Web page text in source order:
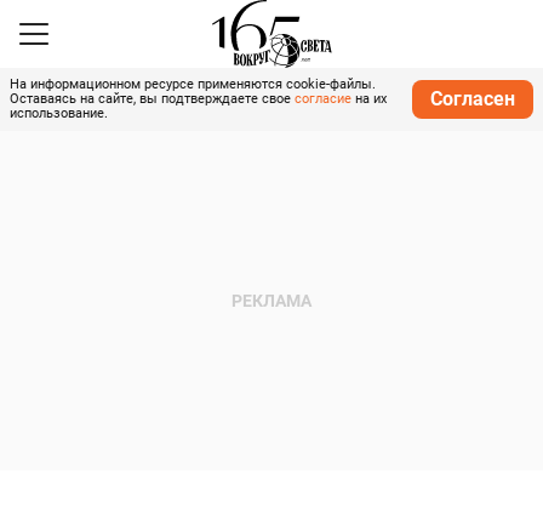
На информационном ресурсе применяются cookie-файлы.
Оставаясь на сайте, вы подтверждаете свое согласие на их
использование.
Согласен